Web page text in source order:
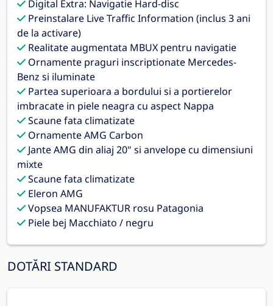
Digital Extra: Navigatie Hard-disc
Preinstalare Live Traffic Information (inclus 3 ani
de la activare)
Realitate augmentata MBUX pentru navigatie
Ornamente praguri inscriptionate Mercedes-
Benz si iluminate
Partea superioara a bordului si a portierelor
imbracate in piele neagra cu aspect Nappa
Scaune fata climatizate
Ornamente AMG Carbon
Jante AMG din aliaj 20" si anvelope cu dimensiuni
mixte
Scaune fata climatizate
Eleron AMG
Vopsea MANUFAKTUR rosu Patagonia
Piele bej Macchiato / negru
DOTĂRI STANDARD